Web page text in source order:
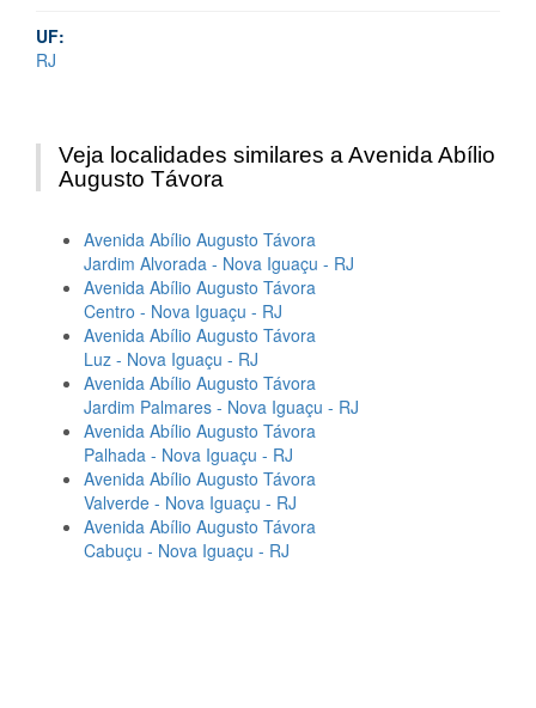
UF:
RJ
Veja localidades similares a Avenida Abílio
Augusto Távora
Avenida Abílio Augusto Távora
Jardim Alvorada - Nova Iguaçu - RJ
Avenida Abílio Augusto Távora
Centro - Nova Iguaçu - RJ
Avenida Abílio Augusto Távora
Luz - Nova Iguaçu - RJ
Avenida Abílio Augusto Távora
Jardim Palmares - Nova Iguaçu - RJ
Avenida Abílio Augusto Távora
Palhada - Nova Iguaçu - RJ
Avenida Abílio Augusto Távora
Valverde - Nova Iguaçu - RJ
Avenida Abílio Augusto Távora
Cabuçu - Nova Iguaçu - RJ